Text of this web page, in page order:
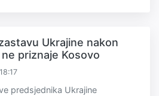
Ukrajine nakon
priznaje Kosovo
predsjednika Ukrajine